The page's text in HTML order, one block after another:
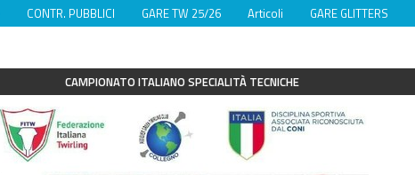
CONTR. PUBBLICI GARE TW 25/26 Articoli GARE GLITTERS
CAMPIONATO ITALIANO SPECIALITÀ TECNICHE